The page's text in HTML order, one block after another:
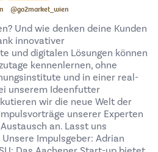
@go2market_wien
Und wie denken deine Kunden
innovativer
und digitalen Lösungen können
kennenlernen, ohne
und in einer real-
unserem Ideenfutter
wir die neue Welt der
unserer Experten
an. Lasst uns
Impulsgeber: Adrian